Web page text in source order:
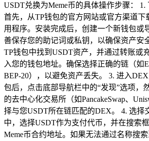
USDT兑换为Meme币的具体操作步骤： 1.
首先，从TP钱包的官方网站或官方渠道下
用程序。安装完成后，创建一个新钱包或
善保存您的助记词或私钥，以确保资产安
TP钱包中找到USDT资产，并通过转账或
入您的钱包地址。确保选择正确的链（如
BEP-20），以避免资产丢失。 3. 进入
包后，点击底部导航栏中的“发现”选项，
的去中心化交易所（如PancakeSwap、
择与您USDT所在链匹配的DEX。 4. 选择
中，选择USDT作为支付代币，并在搜索
Meme币合约地址。如果无法通过名称搜